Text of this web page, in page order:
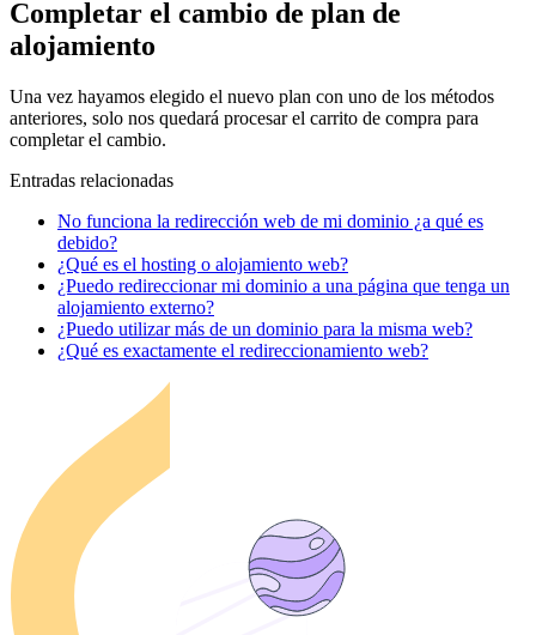
Completar el cambio de plan de
alojamiento
Una vez hayamos elegido el nuevo plan con uno de los métodos
anteriores, solo nos quedará procesar el carrito de compra para
completar el cambio.
Entradas relacionadas
No funciona la redirección web de mi dominio ¿a qué es
debido?
¿Qué es el hosting o alojamiento web?
¿Puedo redireccionar mi dominio a una página que tenga un
alojamiento externo?
¿Puedo utilizar más de un dominio para la misma web?
¿Qué es exactamente el redireccionamiento web?